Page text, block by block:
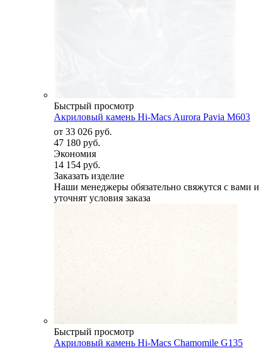
Быстрый просмотр
Акриловый камень Hi-Macs Aurora Pavia M603
от 33 026 руб.
47 180 руб.
Экономия
14 154 руб.
Заказать изделие
Наши менеджеры обязательно свяжутся с вами и
уточнят условия заказа
Быстрый просмотр
Акриловый камень Hi-Macs Chamomile G135